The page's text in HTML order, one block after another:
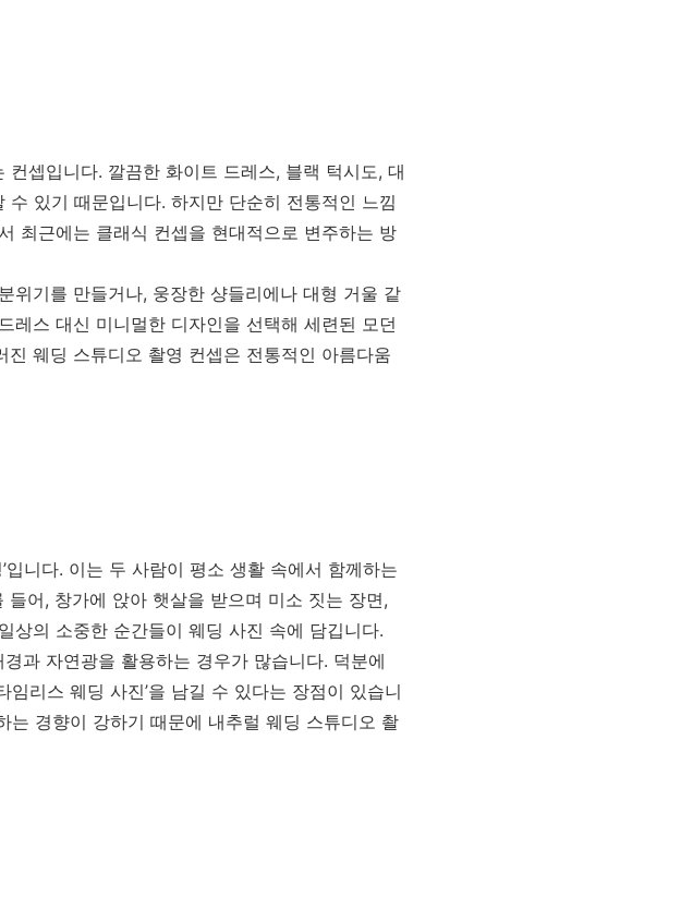
셉입니다. 깔끔한 화이트 드레스, 블랙 턱시도, 대
있기 때문입니다. 하지만 단순히 전통적인 느낌
최근에는 클래식 컨셉을 현대적으로 변주하는 방
위기를 만들거나, 웅장한 샹들리에나 대형 거울 같
레스 대신 미니멀한 디자인을 선택해 세련된 모던
웨딩 스튜디오 촬영 컨셉은 전통적인 아름다움
입니다. 이는 두 사람이 평소 생활 속에서 함께하는
어, 창가에 앉아 햇살을 받으며 미소 짓는 장면,
상의 소중한 순간들이 웨딩 사진 속에 담깁니다.
과 자연광을 활용하는 경우가 많습니다. 덕분에
리스 웨딩 사진’을 남길 수 있다는 장점이 있습니
경향이 강하기 때문에 내추럴 웨딩 스튜디오 촬